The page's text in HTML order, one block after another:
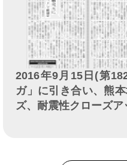
2016年9月15日(第
ガ」に引き合い、熊
ズ、耐震性クローズア